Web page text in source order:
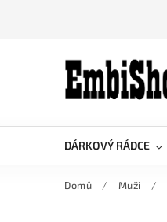
DÁRKOVÝ RÁDCE
Domů / Muži /